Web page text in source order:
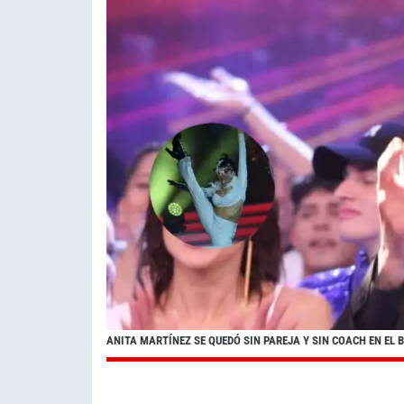
ANITA MARTÍNEZ SE QUEDÓ SIN PAREJA Y SIN COACH EN EL